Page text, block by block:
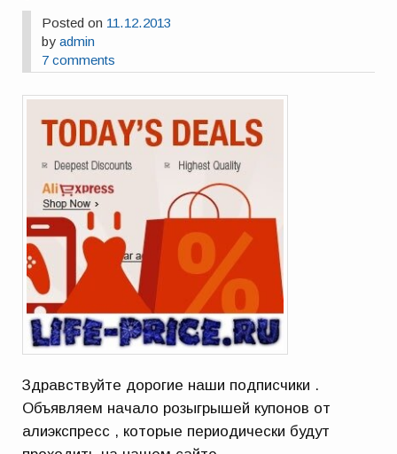
Posted on 11.12.2013
byadmin
7 comments
Здравствуйте дорогие наши подписчики .
Объявляем начало розыгрышей купонов от
алиэкспресс , которые периодически будут